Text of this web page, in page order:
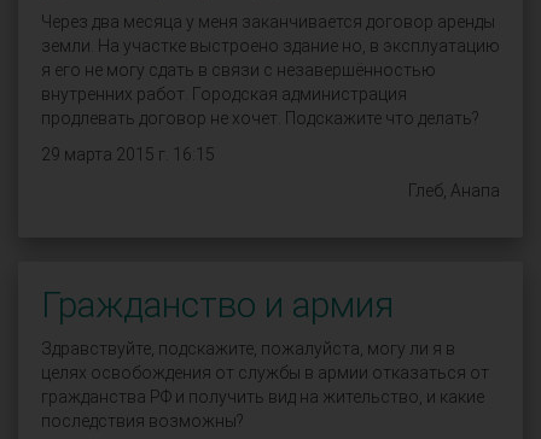
Через два месяца у меня заканчивается договор аренды
земли. На участке выстроено здание но, в эксплуатацию
я его не могу сдать в связи с незавершённостью
внутренних работ. Городская администрация
продлевать договор не хочет. Подскажите что делать?
29 марта 2015 г. 16:15
Глеб, Анапа
Гражданство и армия
Здравствуйте, подскажите, пожалуйста, могу ли я в
целях освобождения от службы в армии отказаться от
гражданства РФ и получить вид на жительство, и какие
последствия возможны?